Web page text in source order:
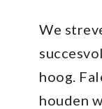
We
hoog.
houden